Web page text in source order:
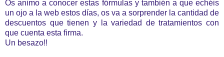
Os animo a conocer estas fórmulas y también a que echéis
un ojo a la web estos días, os va a sorprender la cantidad de
descuentos que tienen y la variedad de tratamientos con
que cuenta esta firma.
Un besazo!!